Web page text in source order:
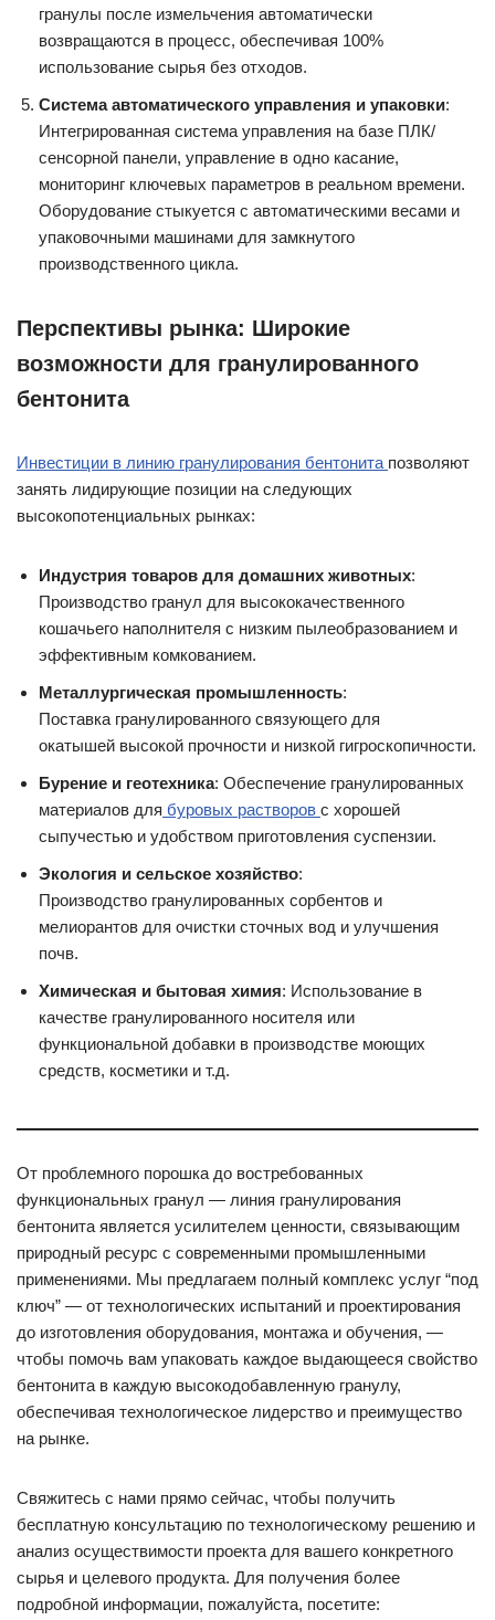
гранулы после измельчения автоматически
возвращаются в процесс, обеспечивая 100%
использование сырья без отходов.
Система автоматического управления и упаковки:
Интегрированная система управления на базе ПЛК/
сенсорной панели, управление в одно касание,
мониторинг ключевых параметров в реальном времени.
Оборудование стыкуется с автоматическими весами и
упаковочными машинами для замкнутого
производственного цикла.
Перспективы рынка: Широкие
возможности для гранулированного
бентонита
Инвестиции в линию гранулирования бентонита позволяют
занять лидирующие позиции на следующих
высокопотенциальных рынках:
Индустрия товаров для домашних животных:
Производство гранул для высококачественного
кошачьего наполнителя с низким пылеобразованием и
эффективным комкованием.
Металлургическая промышленность:
Поставка гранулированного связующего для
окатышей высокой прочности и низкой гигроскопичности.
Бурение и геотехника: Обеспечение гранулированных
материалов для буровых растворов с хорошей
сыпучестью и удобством приготовления суспензии.
Экология и сельское хозяйство:
Производство гранулированных сорбентов и
мелиорантов для очистки сточных вод и улучшения
почв.
Химическая и бытовая химия: Использование в
качестве гранулированного носителя или
функциональной добавки в производстве моющих
средств, косметики и т.д.
От проблемного порошка до востребованных
функциональных гранул — линия гранулирования
бентонита является усилителем ценности, связывающим
природный ресурс с современными промышленными
применениями. Мы предлагаем полный комплекс услуг “под
ключ” — от технологических испытаний и проектирования
до изготовления оборудования, монтажа и обучения, —
чтобы помочь вам упаковать каждое выдающееся свойство
бентонита в каждую высокодобавленную гранулу,
обеспечивая технологическое лидерство и преимущество
на рынке.
Свяжитесь с нами прямо сейчас, чтобы получить
бесплатную консультацию по технологическому решению и
анализ осуществимости проекта для вашего конкретного
сырья и целевого продукта. Для получения более
подробной информации, пожалуйста, посетите: